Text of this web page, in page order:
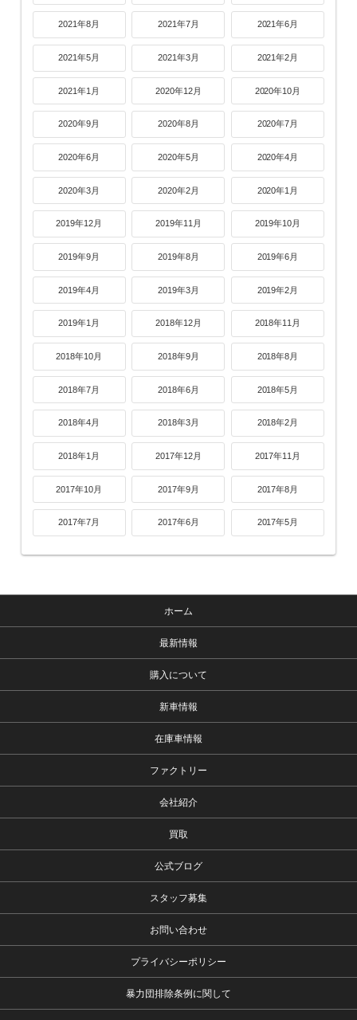
2021年8月 2021年7月 2021年6月
2021年5月 2021年3月 2021年2月
2021年1月 2020年12月 2020年10月
2020年9月 2020年8月 2020年7月
2020年6月 2020年5月 2020年4月
2020年3月 2020年2月 2020年1月
2019年12月 2019年11月 2019年10月
2019年9月 2019年8月 2019年6月
2019年4月 2019年3月 2019年2月
2019年1月 2018年12月 2018年11月
2018年10月 2018年9月 2018年8月
2018年7月 2018年6月 2018年5月
2018年4月 2018年3月 2018年2月
2018年1月 2017年12月 2017年11月
2017年10月 2017年9月 2017年8月
2017年7月 2017年6月 2017年5月
ホーム
最新情報
購入について
新車情報
在庫車情報
ファクトリー
会社紹介
買取
公式ブログ
スタッフ募集
お問い合わせ
プライバシーポリシー
暴力団排除条例に関して